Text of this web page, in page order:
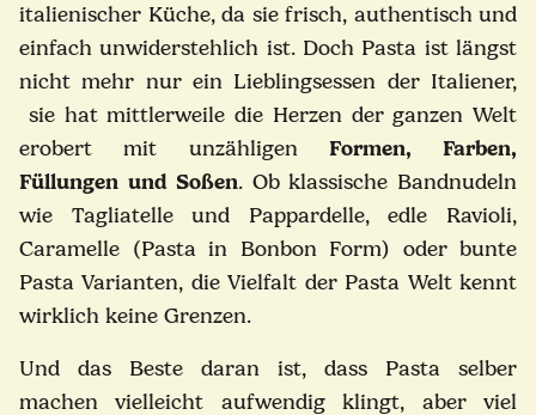
italienischer Küche, da sie frisch, authentisch und
einfach unwiderstehlich ist. Doch Pasta ist längst
nicht mehr nur ein Lieblingsessen der Italiener,
sie hat mittlerweile die Herzen der ganzen Welt
erobert mit unzähligen Formen, Farben,
Füllungen und Soßen. Ob klassische Bandnudeln
wie Tagliatelle und Pappardelle, edle Ravioli,
Caramelle (Pasta in Bonbon Form) oder bunte
Pasta Varianten, die Vielfalt der Pasta Welt kennt
wirklich keine Grenzen.
Und das Beste daran ist, dass Pasta selber
machen vielleicht aufwendig klingt, aber viel